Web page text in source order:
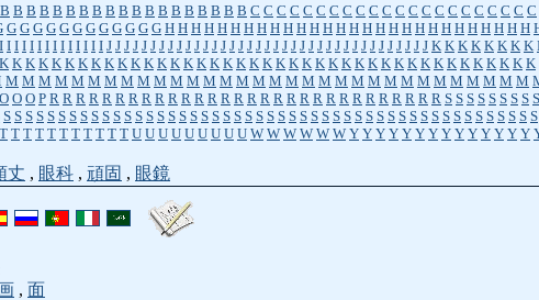
B B B B B B B B B B B B B B B B B B B C C C C C C C C C C C C C C C C C C C C C C
G G G G G G G G G G G G H H H H H H H H H H H H H H H H H H H H H H H H H H H H
I I I I I I I I I I I I I I J J J J J J J J J J J J J J J J J J J J J J J J J J J J J J J J J J J J J K K K K K K K K
K K K K K K K K K K K K K K K K K K K K K K K K K K K K K K K K K K K K K K K K K
M M M M M M M M M M M M M M M M M M M M M M M M M M M M M M M M
O O O P R R R R R R R R R R R R R R R R R R R R R R R R R R R R R R S S S S S S S S S
S S S S S S S S S S S S S S S S S S S S S S S S S S S S S S S S S S S S S S S S S S S S S S S S S
T T T T T T T T T T T U U U U U U U U U W W W W W W Y Y Y Y Y Y Y Y Y Y Y Y Y Y
丈 , 眼科 , 頑固 , 眼鏡
, 面